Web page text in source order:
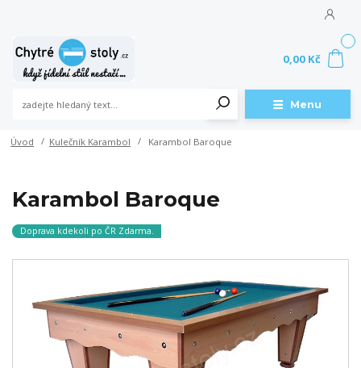
Menu
0,00 Kč
Úvod Kulečník Karambol Karambol Baroque
Karambol Baroque
Doprava kdekoli po ČR Zdarma.